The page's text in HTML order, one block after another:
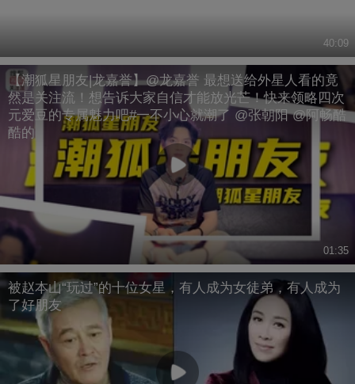
40:09
【潮狐星朋友|龙嘉誉】@龙嘉誉 最想送给外星人看的竟
然是关注流！想告诉大家自信才能放光芒！快来领略四次
元爱豆的专属魅力吧#一不小心就潮了 @张朝阳 @阿畅酷
酷的
01:35
被赵本山“玩过”的十位女星，有人成为女徒弟，有人成为
了好朋友